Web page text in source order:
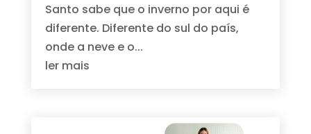
Santo sabe que o inverno por aqui é
diferente. Diferente do sul do país,
onde a neve e o...
ler mais